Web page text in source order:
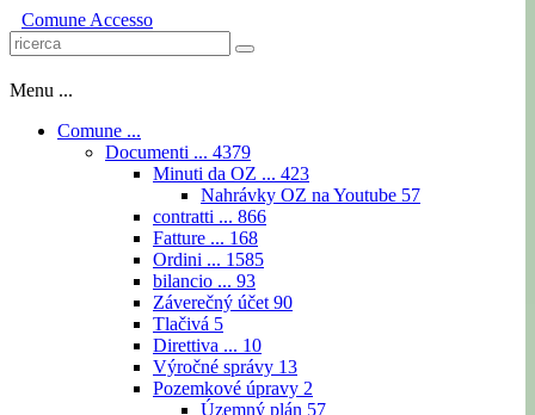
Comune Accesso
Menu ...
Comune ...
Documenti ... 4379
Minuti da OZ ... 423
Nahrávky OZ na Youtube 57
contratti ... 866
Fatture ... 168
Ordini ... 1585
bilancio ... 93
Záverečný účet 90
Tlačivá 5
Direttiva ... 10
Výročné správy 13
Pozemkové úpravy 2
Územný plán 57